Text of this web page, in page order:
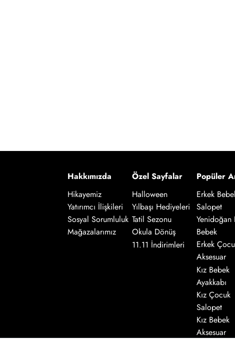
Hakkımızda
Hikayemiz
Yatırımcı İlişkileri
Sosyal Sorumluluk
Mağazalarımız
Özel Sayfalar
Halloween
Yılbaşı Hediyeleri
Tatil Sezonu
Okula Dönüş
11.11 İndirimleri
Popüler
Erkek
Salopet
Yenidoğan
Bebek
Erkek
Aksesuar
Kız Bebek
Ayakkabı
Kız Çocuk
Salopet
Kız Bebek
Aksesuar